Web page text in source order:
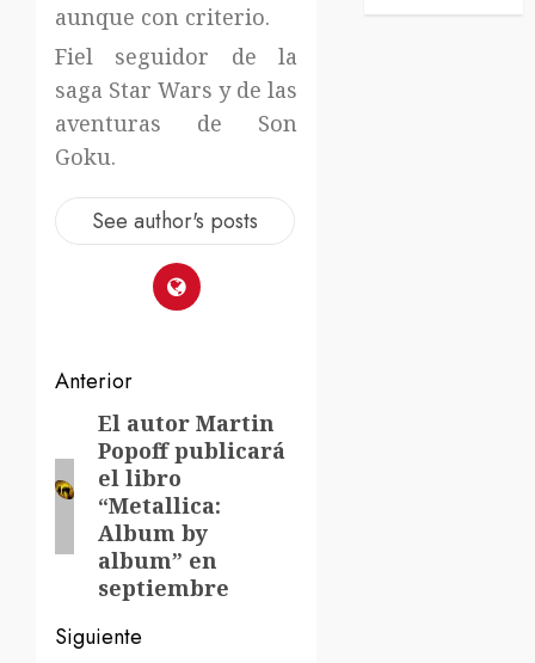
aunque con criterio.
Fiel seguidor de la
saga Star Wars y de las
aventuras de Son
Goku.
See author's posts
Navegación
entradas
Anterior
Entrada
anterior:
El autor Martin
Popoff publicará
el libro
“Metallica:
Album by
album” en
septiembre
Siguiente